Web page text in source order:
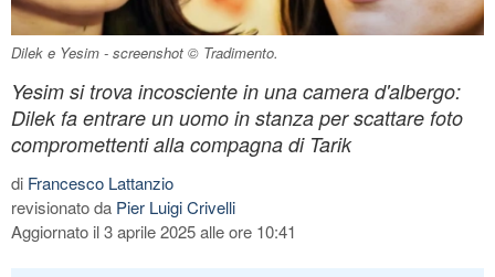
Dilek e Yesim - screenshot © Tradimento.
Yesim si trova incosciente in una camera d'albergo:
Dilek fa entrare un uomo in stanza per scattare foto
compromettenti alla compagna di Tarik
di Francesco Lattanzio
revisionato da Pier Luigi Crivelli
Aggiornato il 3 aprile 2025 alle ore 10:41